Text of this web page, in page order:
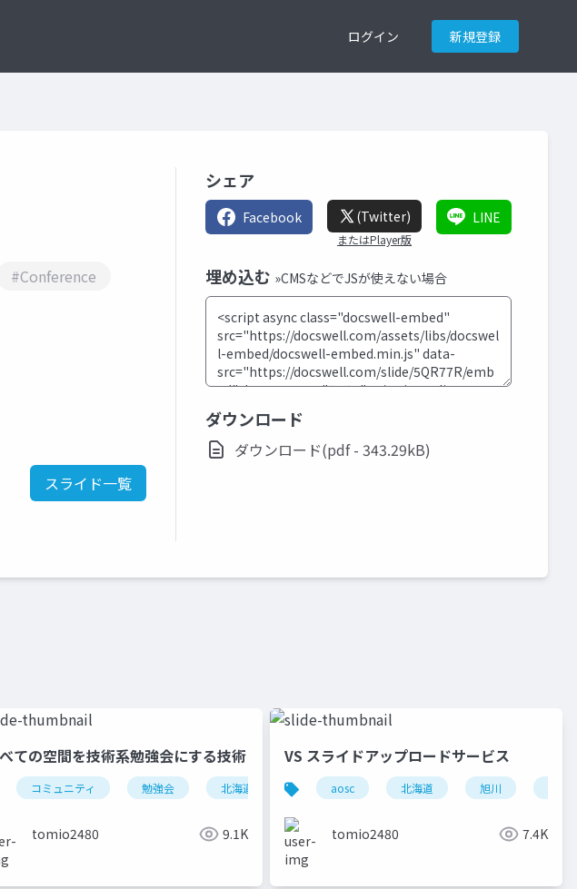
ログイン 新規登録
#Conference
スライド一覧
シェア
Facebook (Twitter)
またはPlayer版
LINE
埋め込む »CMSなどでJSが使えない場合
ダウンロード
ダウンロード(pdf - 343.29kB)
ての空間を技術系勉強会にする技術
コミュニティ 勉強会 北海道 東京 学び
tomio2480 9.1K
VS スライドアップロードサービス
aosc 北海道 旭川
tomio2480 7.4K